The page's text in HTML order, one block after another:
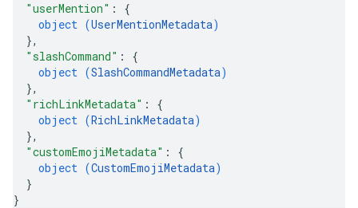
"userMention" : {
object (UserMentionMetadata)
},
"slashCommand" : {
object (SlashCommandMetadata)
},
"richLinkMetadata" : {
object (RichLinkMetadata)
},
"customEmojiMetadata" : {
object (CustomEmojiMetadata)
}
}